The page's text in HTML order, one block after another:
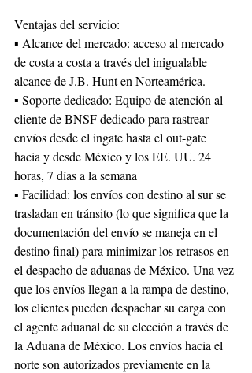
Ventajas del servicio:
▪ Alcance del mercado: acceso al mercado
de costa a costa a través del inigualable
alcance de J.B. Hunt en Norteamérica.
▪ Soporte dedicado: Equipo de atención al
cliente de BNSF dedicado para rastrear
envíos desde el ingate hasta el out-gate
hacia y desde México y los EE. UU. 24
horas, 7 días a la semana
▪ Facilidad: los envíos con destino al sur se
trasladan en tránsito (lo que significa que la
documentación del envío se maneja en el
destino final) para minimizar los retrasos en
el despacho de aduanas de México. Una vez
que los envíos llegan a la rampa de destino,
los clientes pueden despachar su carga con
el agente aduanal de su elección a través de
la Aduana de México. Los envíos hacia el
norte son autorizados previamente en la